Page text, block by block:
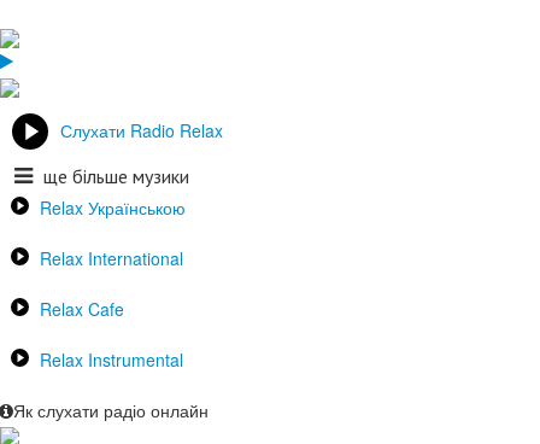
Слухати Radio Relax
ще більше музики
Relax Українською
Relax International
Relax Cafe
Relax Instrumental
Як слухати радіо онлайн